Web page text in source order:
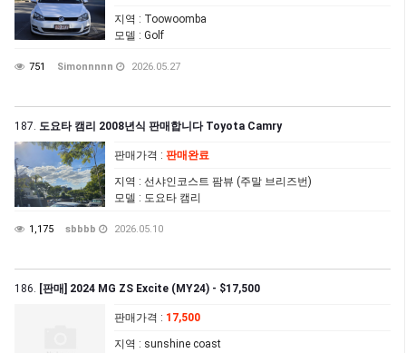
지역 : Toowoomba
모델 : Golf
751 Simonnnnn 2026.05.27
187. 도요타 캠리 2008년식 판매합니다 Toyota Camry
판매가격 : 판매완료
지역 : 선샤인코스트 팜뷰 (주말 브리즈번)
모델 : 도요타 캠리
1,175 sbbbb 2026.05.10
186. [판매] 2024 MG ZS Excite (MY24) - $17,500
판매가격 : 17,500
지역 : sunshine coast